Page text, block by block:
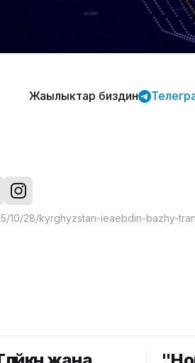
Жаңылыктар биздин